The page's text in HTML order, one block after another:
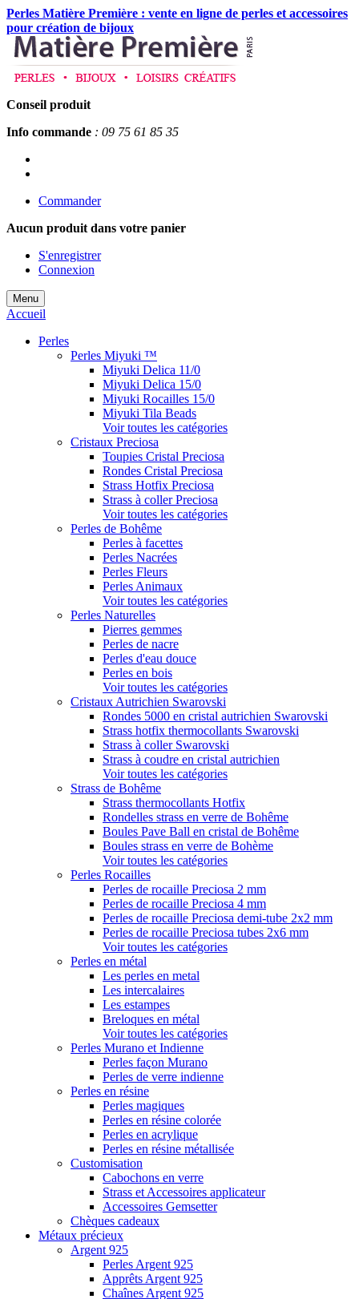
Perles Matière Première : vente en ligne de perles et accessoires
pour création de bijoux
Conseil produit
Info commande : 09 75 61 85 35
Commander
Aucun produit dans votre panier
S'enregistrer
Connexion
Menu
Accueil
Perles
Perles Miyuki ™
Miyuki Delica 11/0
Miyuki Delica 15/0
Miyuki Rocailles 15/0
Miyuki Tila Beads
Voir toutes les catégories
Cristaux Preciosa
Toupies Cristal Preciosa
Rondes Cristal Preciosa
Strass Hotfix Preciosa
Strass à coller Preciosa
Voir toutes les catégories
Perles de Bohême
Perles à facettes
Perles Nacrées
Perles Fleurs
Perles Animaux
Voir toutes les catégories
Perles Naturelles
Pierres gemmes
Perles de nacre
Perles d'eau douce
Perles en bois
Voir toutes les catégories
Cristaux Autrichien Swarovski
Rondes 5000 en cristal autrichien Swarovski
Strass hotfix thermocollants Swarovski
Strass à coller Swarovski
Strass à coudre en cristal autrichien
Voir toutes les catégories
Strass de Bohême
Strass thermocollants Hotfix
Rondelles strass en verre de Bohême
Boules Pave Ball en cristal de Bohême
Boules strass en verre de Bohème
Voir toutes les catégories
Perles Rocailles
Perles de rocaille Preciosa 2 mm
Perles de rocaille Preciosa 4 mm
Perles de rocaille Preciosa demi-tube 2x2 mm
Perles de rocaille Preciosa tubes 2x6 mm
Voir toutes les catégories
Perles en métal
Les perles en metal
Les intercalaires
Les estampes
Breloques en métal
Voir toutes les catégories
Perles Murano et Indienne
Perles façon Murano
Perles de verre indienne
Perles en résine
Perles magiques
Perles en résine colorée
Perles en acrylique
Perles en résine métallisée
Customisation
Cabochons en verre
Strass et Accessoires applicateur
Accessoires Gemsetter
Chèques cadeaux
Métaux précieux
Argent 925
Perles Argent 925
Apprêts Argent 925
Chaînes Argent 925